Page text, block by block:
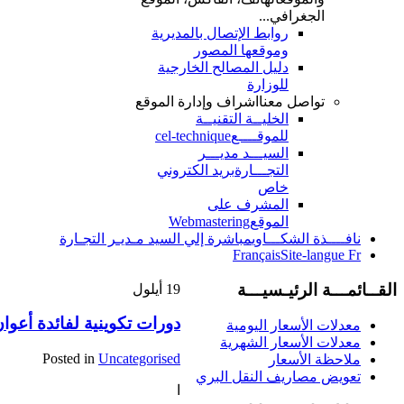
الجغرافي...
روابط الإتصال بالمديرية
وموقعها المصور
دليل المصالح الخارجية
للوزارة
تواصل معنا اشراف وإدارة الموقع
الخليــة التقنيــة
للموقــــعcel-technique
السيـــد مديـــر
التجـــارةبريد الكتروني
خاص
المشرف على
الموقعWebmastering
نافــــذة الشكـــاويمباشرة إلي السيد مـديـر التجـارة
FrançaisSite-langue Fr
19 أيلول
دورات تكوينية لفائدة
Posted in Uncategorised
القــائمـــة الرئيـسيـــة
معدلات الأسعار اليومية
معدلات الأسعار الشهرية
ملاحظة الأسعار
تعويض مصاريف النقل البري